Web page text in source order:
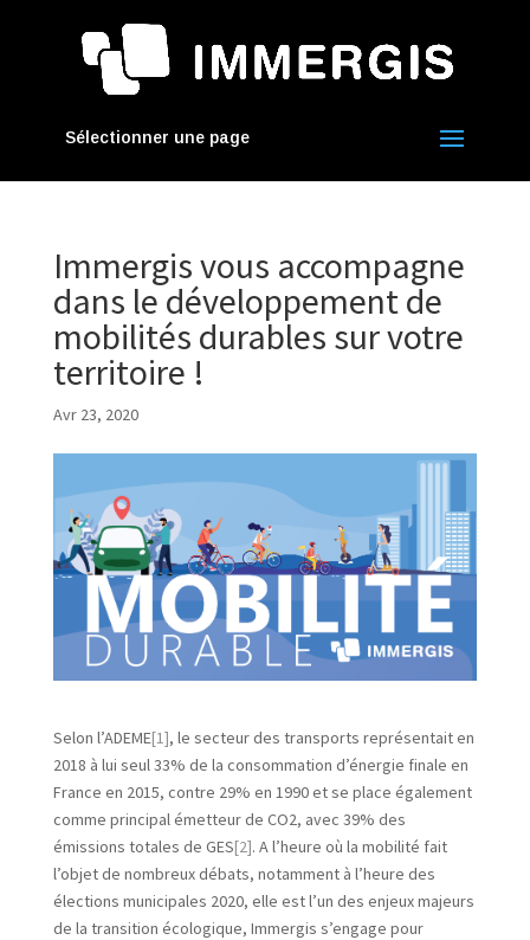
Sélectionner une page
Immergis vous accompagne
dans le développement de
mobilités durables sur votre
territoire !
Avr 23, 2020
Selon l’ADEME[1], le secteur des transports représentait en
2018 à lui seul 33% de la consommation d’énergie finale en
France en 2015, contre 29% en 1990 et se place également
comme principal émetteur de CO2, avec 39% des
émissions totales de GES[2]. A l’heure où la mobilité fait
l’objet de nombreux débats, notamment à l’heure des
élections municipales 2020, elle est l’un des enjeux majeurs
de la transition écologique, Immergis s’engage pour